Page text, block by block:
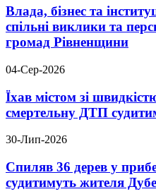
Влада, бізнес та
спільні виклики та
громад Рівненщини
04-Сер-2026
Їхав містом зі
смертельну ДТП
30-Лип-2026
Спиляв 36 дерев у
судитимуть жителя